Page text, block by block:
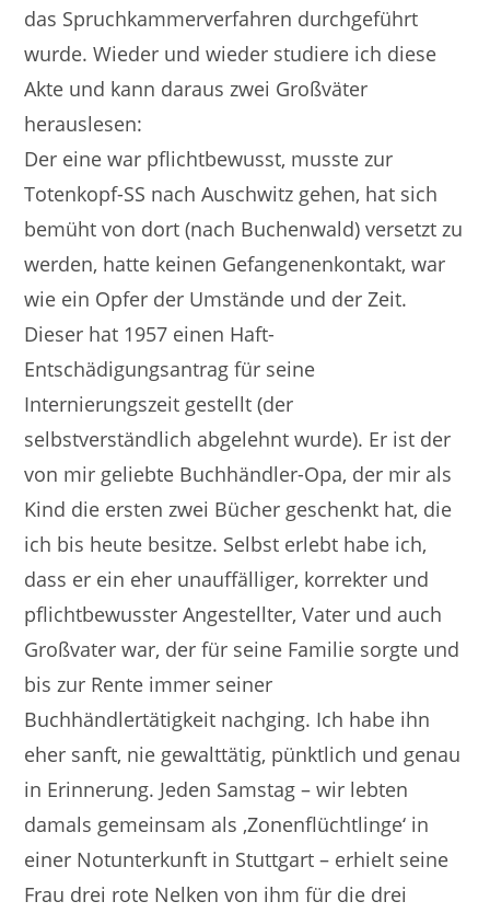
das Spruchkammerverfahren durchgeführt
wurde. Wieder und wieder studiere ich diese
Akte und kann daraus zwei Großväter
herauslesen:
Der eine war pflichtbewusst, musste zur
Totenkopf-SS nach Auschwitz gehen, hat sich
bemüht von dort (nach Buchenwald) versetzt zu
werden, hatte keinen Gefangenenkontakt, war
wie ein Opfer der Umstände und der Zeit.
Dieser hat 1957 einen Haft-
Entschädigungsantrag für seine
Internierungszeit gestellt (der
selbstverständlich abgelehnt wurde). Er ist der
von mir geliebte Buchhändler-Opa, der mir als
Kind die ersten zwei Bücher geschenkt hat, die
ich bis heute besitze. Selbst erlebt habe ich,
dass er ein eher unauffälliger, korrekter und
pflichtbewusster Angestellter, Vater und auch
Großvater war, der für seine Familie sorgte und
bis zur Rente immer seiner
Buchhändlertätigkeit nachging. Ich habe ihn
eher sanft, nie gewalttätig, pünktlich und genau
in Erinnerung. Jeden Samstag – wir lebten
damals gemeinsam als ‚Zonenflüchtlinge‘ in
einer Notunterkunft in Stuttgart – erhielt seine
Frau drei rote Nelken von ihm für die drei